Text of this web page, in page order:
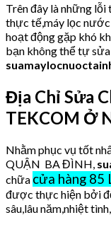
Trên đây là những
thực tế,máy lọc nước
hoạt động gặp khó
bạn không thể tự
Địa Chỉ Sửa
TEKCOM Ở
Nhằm phục vụ tốt
QUẬN BA ĐÌNH,
chữa cửa hàng 85
được thực hiện bởi
sâu,lâu năm,nhiệt